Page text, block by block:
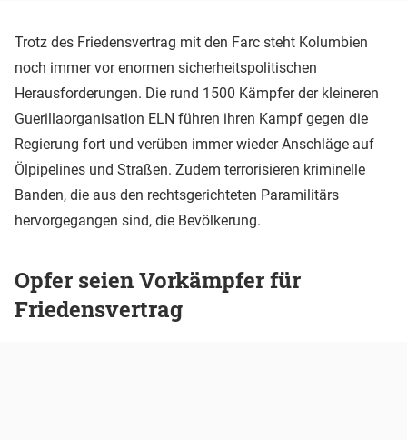
Trotz des Friedensvertrag mit den Farc steht Kolumbien
noch immer vor enormen sicherheitspolitischen
Herausforderungen. Die rund 1500 Kämpfer der kleineren
Guerillaorganisation ELN führen ihren Kampf gegen die
Regierung fort und verüben immer wieder Anschläge auf
Ölpipelines und Straßen. Zudem terrorisieren kriminelle
Banden, die aus den rechtsgerichteten Paramilitärs
hervorgegangen sind, die Bevölkerung.
Opfer seien Vorkämpfer für
Friedensvertrag